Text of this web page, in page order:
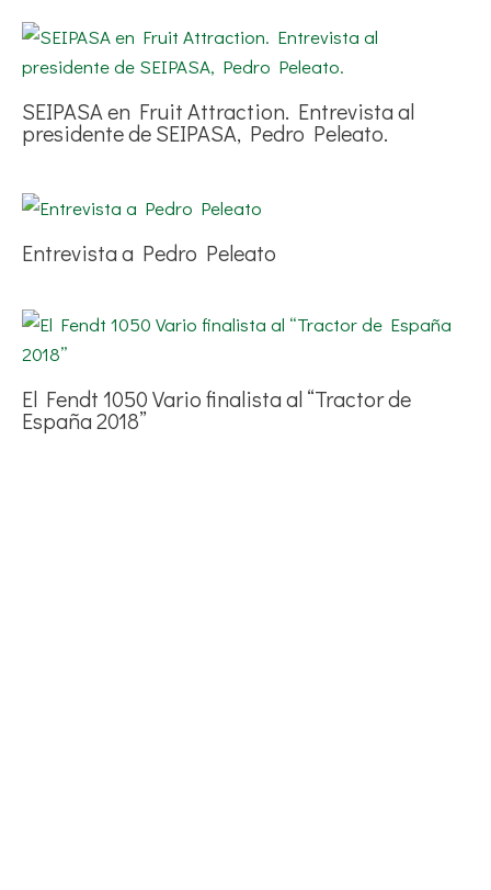
SEIPASA en Fruit Attraction. Entrevista al
presidente de SEIPASA, Pedro Peleato.
Entrevista a Pedro Peleato
El Fendt 1050 Vario finalista al “Tractor de
España 2018”